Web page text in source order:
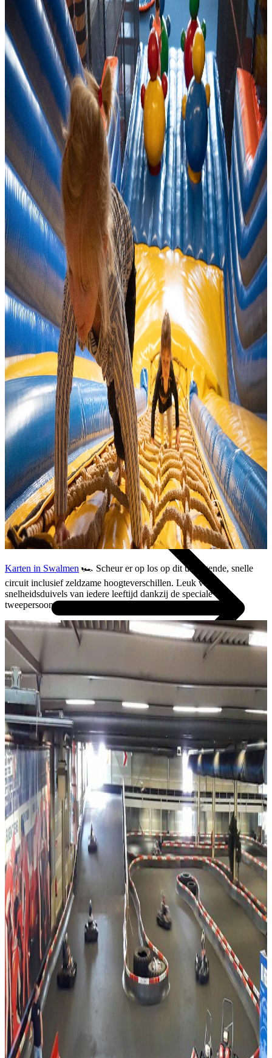
Evenementenkalender
ROERMONDVOL Oldtimers
Open Monumentendagen
Kermissen
Cultuuragenda
Evenementenkalender
Cultuuragenda
Shoppen
Alle shoptips
Openingstijden
Weekmarkten
10x Delicatessen winkels
6x Kinderwinkels
10x dames winkels
10x mannen winkels
Designer Outlet Roermond
Alle winkels
Beauty & gezond
Eten & Drinken
Karten in Swalmen 🏎️ Scheur er op los op dit uitdagende, snelle
circuit inclusief zeldzame hoogteverschillen. Leuk voor
snelheidsduivels van iedere leeftijd dankzij de speciale
tweepersoonskarts.